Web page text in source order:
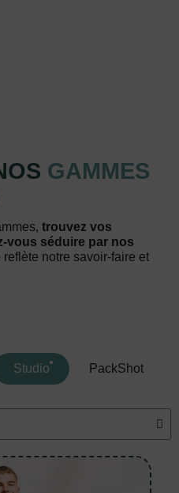
GAMMES
trouvez vos
vous séduire par nos
notre savoir-faire et
Studio PackShot